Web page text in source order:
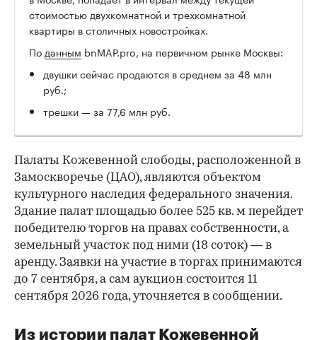
стоимостью двухкомнатной и трехкомнатной
квартиры в столичных новостройках.
Поданным bnMAP.pro, на первичном рынке Москвы:
двушки сейчас продаются в среднем за 48 млн
руб.;
трешки — за 77,6 млн руб.
Палаты Кожевенной слободы, расположенной в
Замоскворечье (ЦАО), являются объектом
культурного наследия федерального значения.
Здание палат площадью более 525 кв. м перейдет
победителю торгов на правах собственности, а
земельный участок под ними (18 соток) — в
аренду. Заявки на участие в торгах принимаются
до 7 сентября, а сам аукцион состоится 11
сентября 2026 года, уточняется в сообщении.
Из истории палат Кожевенной